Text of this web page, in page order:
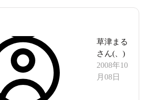
草津まる
さん(
)
2008年10
月08日